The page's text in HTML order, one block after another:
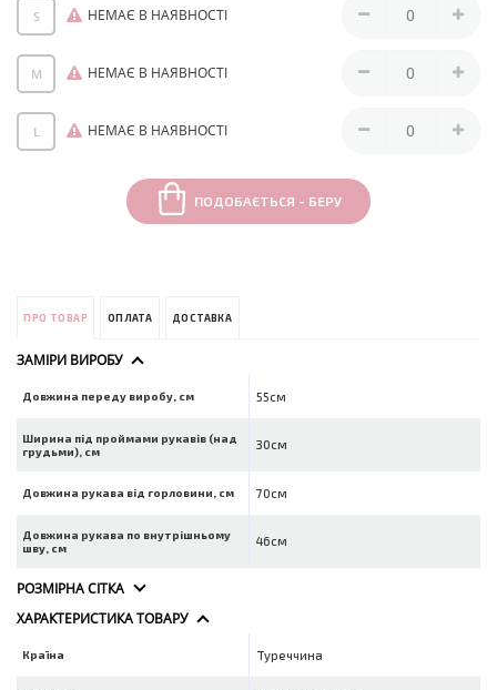
S НЕМАЄ В НАЯВНОСТІ
M НЕМАЄ В НАЯВНОСТІ
L НЕМАЄ В НАЯВНОСТІ
ПОДОБАЄТЬСЯ - БЕРУ
ПРО ТОВАР ОПЛАТА ДОСТАВКА
ЗАМІРИ ВИРОБУ
Довжина переду виробу, см 55см
Ширина під проймами рукавів (над
грудьми), см
30см
Довжина рукава від горловини, см 70см
Довжина рукава по внутрішньому
шву, см
46см
РОЗМІРНА СІТКА
ХАРАКТЕРИСТИКА ТОВАРУ
Країна Туреччина